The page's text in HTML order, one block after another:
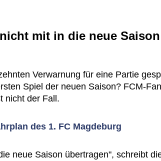
mit in die neue Saison
Verwarnung für eine Partie
Spiel der neuen Saison? FCM-
nicht der Fall.
des 1. FC Magdeburg
neue Saison übertragen", schreibt